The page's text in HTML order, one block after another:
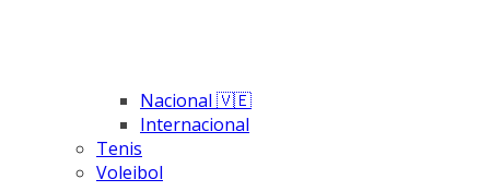
Nacional 🇻🇪
Internacional
Tenis
Voleibol